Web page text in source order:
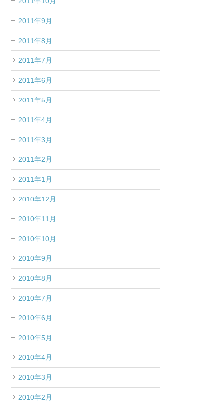
2011年9月
2011年8月
2011年7月
2011年6月
2011年5月
2011年4月
2011年3月
2011年2月
2011年1月
2010年12月
2010年11月
2010年10月
2010年9月
2010年8月
2010年7月
2010年6月
2010年5月
2010年4月
2010年3月
2010年2月